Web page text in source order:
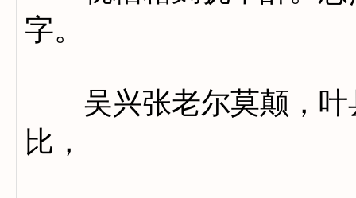
字。
吴兴张老尔莫颠，叶
比，